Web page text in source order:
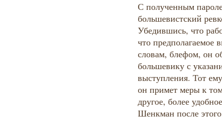
С полученным
большевистский
Убедившись, что
что предполагаемое
словам, блефом, он
большевику с
выступления. Тот
он примет меры к
другое, более
Шенкман после этого